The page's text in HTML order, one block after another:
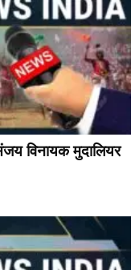
विनायक मुदालियर